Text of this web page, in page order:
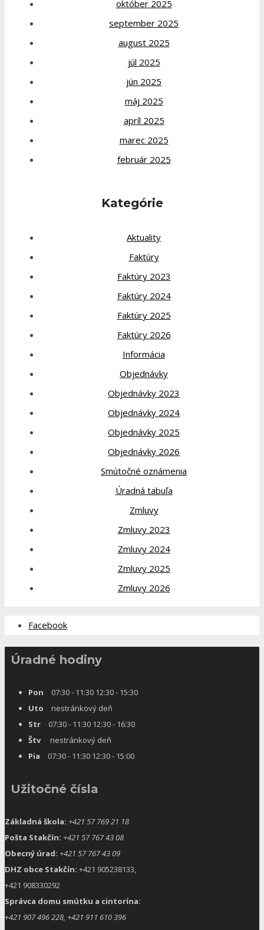
október 2025
september 2025
august 2025
júl 2025
jún 2025
máj 2025
apríl 2025
marec 2025
február 2025
Kategórie
Aktuality
Faktúry
Faktúry 2023
Faktúry 2024
Faktúry 2025
Faktúry 2026
Informácia
Objednávky
Objednávky 2023
Objednávky 2024
Objednávky 2025
Objednávky 2026
Smútočné oznámenia
Úradná tabuľa
Zmluvy
Zmluvy 2023
Zmluvy 2024
Zmluvy 2025
Zmluvy 2026
Facebook
Úradné hodiny
Pon 07:30 - 11:30 12:30 - 15:30
Uto nestránkový deň
Str 07:30 - 11:30 12:30 - 16:30
Štvnestránkový deň
Pia 07:30 - 11:30 12:30 - 15:00
Užitočné čísla
Základná škola: +421 57 769 21 18
Pošta Stakčín: +421 57 767 43 08
Obecný úrad: +421 57 767 43 09
DHZ obce Stakčín: +421 905238133,
+421 908330292
Správca domu smútku a cintorína:
+421 907 496 228, +421 911 610 396